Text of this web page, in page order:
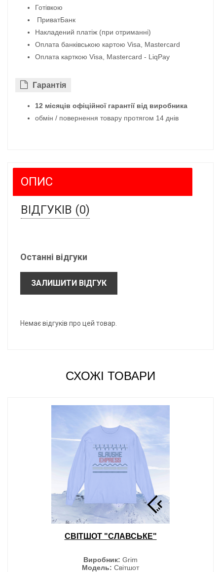
Готівкою
ПриватБанк
Накладений платіж (при отриманні)
Оплата банківською картою Visa, Mastercard
Оплата карткою Visa, Mastercard - LiqPay
Гарантiя
12 місяців офіційної гарантії від виробника
обмін / повернення товару протягом 14 днів
ОПИС
ВІДГУКІВ (0)
Останні відгуки
ЗАЛИШИТИ ВІДГУК
Немає відгуків про цей товар.
СХОЖІ ТОВАРИ
СВІТШОТ "СЛАВСЬКЕ"
Виробник: Grim
Модель: Світшот